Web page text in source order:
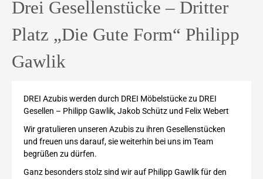
Drei Gesellenstücke – Dritter
Platz „Die Gute Form“ Philipp
Gawlik
DREI Azubis werden durch DREI Möbelstücke zu DREI
Gesellen – Philipp Gawlik, Jakob Schütz und Felix Webert
Wir gratulieren unseren Azubis zu ihren Gesellenstücken
und freuen uns darauf, sie weiterhin bei uns im Team
begrüßen zu dürfen.
Ganz besonders stolz sind wir auf Philipp Gawlik für den